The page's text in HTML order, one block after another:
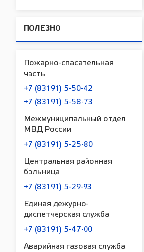
ПОЛЕЗНО
Пожарно-спасательная
часть
+7 (83191) 5-50-42
+7 (83191) 5-58-73
Межмуниципальный отдел
МВД России
+7 (83191) 5-25-80
Центральная районная
больница
+7 (83191) 5-29-93
Единая дежурно-
диспетчерская служба
+7 (83191) 5-47-00
Аварийная газовая служба